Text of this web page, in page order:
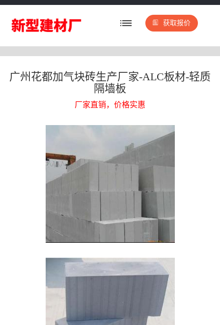
获取报价
广州花都加气块砖生产厂家-ALC板材-轻质
隔墙板
厂家直销，价格实惠